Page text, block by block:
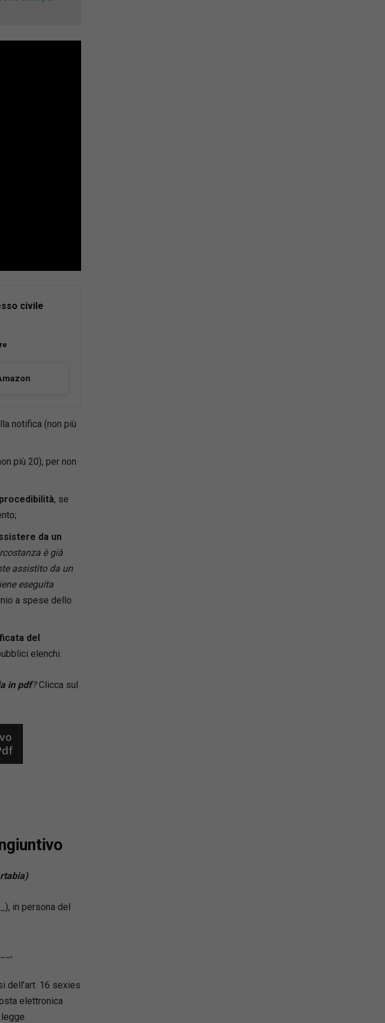
civile
del
che deve
più recenti
(D.L.
più
la
aggiornati
le fasi e i
assistita;
in sede
per l’attività
utilizzabili
con
notifica (non più
più 20), per non
, se
da un
è già
assistito da un
eseguita
a spese dello
del
elenchi.
in pdf?Clicca sul
in persona del
dell’art. 16 sexies
elettronica